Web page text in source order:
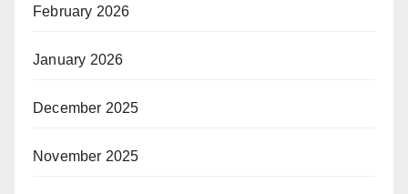
February 2026
January 2026
December 2025
November 2025